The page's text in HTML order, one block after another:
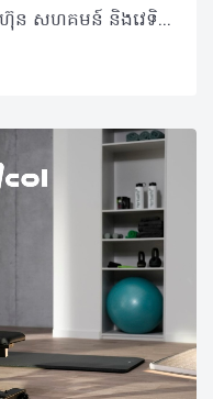
(ភ្នំពេញ)៖ Herbalife ដែលជាក្រុមហ៊ុន សហគមន៍ និងវេទិកាភ្ជាប់ទំនាក់ទំនង លំដាប់ថ្នាក់ពិភពលោក ផ្នែកសុខភាព និងសុខុមាលភាពបានចែករំលែកអំពី មូលហេតុដែលការថែទាំសុខភាពខ្លួនឯង គឺជាកាតព្វកិច្ចដែលអ្នកមិនគួរមើលរំលង។ ខណៈដែលយើងប្រារព្ធទិវានារីអន្តរជាតិឆ្នាំ ២០២៦ ប្រធានបទ #GiveToGain លើកទឹកចិត្តឱ្យមានការផ្លាស់ប្តូរវិជ្ជមានយូរអង្វែង មិនត្រឹមតែសម្រាប់អ្នកដទៃប៉ុណ្ណោះទេ ប៉ុន្តែគឺសម្រាប់ខ្លួនយើងផ្ទាល់ផងដែរ។ នៅក្នុងគ្រួសារជាច្រើននៅតំបន់អាស៊ីប៉ាស៊ីហ្វិក ស្ត្រីតែងតែរ៉ាប់រងតួនាទីជាច្រើនក្នុងពេលតែមួយ ជាអ្នកជំនាញនៅកន្លែងធ្វើការ ជាអ្នកសម្រេចចិត្តចំពោះកិច្ចការនានានៅផ្ទះ ហើយក៏ជាបង្គោលដ៏រឹងមាំផ្នែកស្មារតីសម្រាប់សមាជិកគ្រួសារទាំងមូលផងដែរ។ ការទទួលខុសត្រូវច្រើនទាំងនេះ តែងតែធ្វើឱ្យមានការទទួលទានអាហារមិនដិតដល់ ឬទាំងប្រញាប់ប្រញាល់ គេងមិនបានគ្រប់គ្រាន់ ភាពតានតឹងកើនឡើង ដែលនាំឱ្យសុខភាព និងសុខុមាលភាពធ្លាក់ចុះ ហើយជារឿយៗច្រើនតែត្រូវបានមើលរំលង។ ក្នុងនាមជាសមាជិកនៃក្រុមប្រឹក្សាយោបល់ផ្នែករបបអាហាររបស់ Herbalife ដែលធ្វើការជាមួយប្រទេសក្នុងតំបន់អាស៊ីប៉ាស៊ីហ្វិក មានការពិតមួយដែលខ្ញុំសង្កេតឃើញម្តងហើយម្តងទៀត៖ នៅពេលដែលស្ត្រីចាប់ផ្តើមវិនិយោគលើសុខភាពផ្ទាល់ខ្លួន គ្រួសារ កន្លែងធ្វើការ និងមនុស្សជំនាន់ក្រោយរបស់ពួកគេក៏ទទួលបានផលប្រយោជន៍ផងដែរ។ តាមរយៈការធ្វើការយ៉ាងជិតស្និទ្ធជាមួយស្ត្រីដែលត្រូវរ៉ាប់រងការទទួលខុសត្រូវច្រើន ប្រធានបទ #GiveToGain បានគូសបញ្ជាក់ពីការពិតដ៏សាមញ្ញមួយ៖ ការថែទាំសុខភាពខ្លួនឯង គឺជាមធ្យោបាយដ៏មានប្រសិទ្ធភាពបំផុតមួយ ដើម្បីរក្សាថាមពល និងភាពធន់ដែលចាំបាច់សម្រាប់ទ្រទ្រង់ទាំងការងារ និងគ្រួសារ។ ការផ្តល់ឱ្យរាងកាយ៖ តួនាទីនៃអាហារូបត្ថម្ភ និងជាតិទឹក ស្ត្រីនៅទូទាំងតំបន់ ក៏កំពុងប្រឈមមុខនឹងបញ្ហាអាហារូបត្ថម្ភដែលគួរឱ្យកត់សម្គាល់។ របាយការណ៍នានាបង្ហាញថា អត្រាលើសទម្ងន់ចំពោះមនុស្សពេញវ័យមានការកើនឡើងជាលំដាប់ ខណៈដែលបញ្ហាកុមារក្រិន និងជំងឺស្លេកស្លាំងនៅតែបន្តរីករាលដាលក្នុងចំណោមស្ត្រីក្នុងវ័យបន្តពូជ។ បន្ទុកទ្វេដងនេះប៉ះពាល់ដល់គ្រប់ទិដ្ឋភាពទាំងអស់ចាប់តាំងពីសុខភាពមាតា និងទារក រហូតដល់ថាមពលប្រចាំថ្ងៃ និងភាពរឹងមាំផ្នែកស្មារតី ដែលកាន់តែបញ្ជាក់ពីភាពចាំបាច់សម្រាប់ស្ត្រី ក្នុងការយកចិត្តទុកដាក់ពីសុខភាព និងសុខុមាលភាពរបស់ខ្លួនតាមរយៈការជ្រើសរើសដ៏ត្រឹមត្រូវ និងប្រកបដោយការយល់ដឹង។ អាហារូបត្ថម្ភគឺជាគ្រឹះនៃសុខភាព ដែលជួយទ្រទ្រង់ដល់កម្រិតថាមពល ស្ថិរភាពមេតាប៉ូលីស ប្រព័ន្ធភាពស៊ាំរឹងមាំ និងការឈានចូលវ័យជរាប្រកបដោយសុខភាពល្អពេញមួយជីវិតរបស់ស្ត្រី។ ការសិក្សានានាបានបង្ហាញថា កង្វះមីក្រូសារជាតិ ជាពិសេសជាតិដែក ហ្វូឡាត (folate) និងវីតាមីន B12 គឺជារឿងធម្មតាក្នុងចំណោមស្ត្រីក្នុងវ័យបន្តពូជនៅទូទាំងអាស៊ី បើទោះបីជាពួកគេទទួលបានបរិមាណកាឡូរីគ្រប់គ្រាន់ក៏ដោយ។ ការញ៉ាំទឹកឱ្យបានគ្រប់គ្រាន់ (ប្រហែល ២ លីត្រក្នុងមួយថ្ងៃ) ជួយឱ្យរាងកាយប្រើប្រាស់សារធាតុចិញ្ចឹមបានល្អ និងរក្សាមុខងារប្រចាំថ្ងៃ។ ដើម្បីរក្សាសុខភាពឱ្យបានល្អ ស្ត្រីគួរទម្លាប់យកទឹកតាមខ្លួន ជ្រើសរើសភេសជ្ជៈដែលមានជាតិស្ករទាប និងកម្រិតការញ៉ាំជាតិកាហ្វេអ៊ីនឱ្យបានសមស្រប ដើម្បីកុំឱ្យប៉ះពាល់ដល់តុល្យភាពជាតិទឹកក្នុងរាងកាយ។ ការផ្លាស់ប្តូរអ័រម៉ូន កំណត់តម្រូវការអាហារូបត្ថម្ភ ពេញមួយជីវិតរបស់ស្ត្រី តម្រូវការអាហារូបត្ថម្ភវិវឌ្ឍទៅតាមការផ្លាស់ប្តូរអ័រម៉ូន។ ឧទាហរណ៍៖ ក្នុងអំឡុងពេលមានរដូវ៖ ការបាត់បង់ជាតិដែកជាទៀងទាត់បានបង្កើនតម្រូវការអាហារដែលសម្បូរជាតិដែក ដូចជា សាច់គ្មានខ្លាញ់ សណ្តែកលីងទីល (lentils) សណ្តែកគ្រប់ប្រភេទ បន្លែស្លឹកបៃតង និងគ្រាប់ធញ្ញជាតិដែលបន្ថែមសារធាតុចិញ្ចឹម។ ការទទួលទានអាហារទាំងនេះ រួមជាមួយផ្លែឈើ និងបន្លែដែលសម្បូរវីតាមីន C នឹងជួយបង្កើនប្រសិទ្ធភាពនៃការបឺតស្រូបជាតិដែកចូលទៅក្នុងរាងកាយ។ ដំណាក់កាលអស់រដូវ៖ នាំមកនូវការប្រែប្រួលអ័រម៉ូន និងការផ្លាស់ប្តូរប្រព័ន្ធមេតាប៉ូលីស ដែលបង្កើនហានិភ័យនៃជំងឺសរសៃឈាមបេះដូង។ ដើម្បីទប់ស្កាត់បញ្ហានេះ ស្ត្រីគួរផ្ដោតលើការញ៉ាំបន្លែ ផ្លែឈើ និងអាហារសម្បូរអូមេហ្គា-៣ (ដូចជាត្រី និងគ្រាប់ធញ្ញជាតិ) ដើម្បីរក្សាកម្រិតកូឡេស្តេរ៉ុលឱ្យមានតុល្យភាព បន្ថែមពីនេះការញ៉ាំអាហារដែលមានជាតិសរសៃខ្ពស់ (ដូចជា សណ្តែក ផ្លែប៉ោមជាដើម) នឹងជួយគ្រប់គ្រងជាតិខ្លាញ់ក្នុងឈាម និងជួយឱ្យឆាប់ឆ្អែត ដែលមានប្រយោជន៍ខ្លាំងក្នុងការរក្សារាង និងទម្ងន់។ ចាប់ពីវ័យ ៤០ ឆ្នាំឡើងទៅ៖ ការថយចុះអរម៉ូនអ៊ឹស្ត្រូសែន (estrogen) អាចពន្លឿនការបាត់បង់កម្លាំងសាច់ដុំតាមអាយុ (sarcopenia)។ ការធ្វើសកម្មភាពរាងកាយឱ្យបានគ្រប់គ្រាន់ រួមទាំងការហាត់ប្រាណដែលផ្តោតលើការពង្រឹងកម្លាំង (resistance training) និងការទទួលទានប្រូតេអ៊ីនគ្រប់គ្រាន់ គឺចាំបាច់ណាស់សម្រាប់រក្សាសាច់ដុំ និងកម្លាំង។ ការប្រើប្រាស់អាហារបំប៉នអាចជួយបំពេញចន្លោះខ្វះខាតនៃរបបអាហារ ប៉ុន្តែគួរតែត្រូវបានរៀបចំឡើងឱ្យស្របតាមតម្រូវការបុគ្គល និងណែនាំដោយអ្នកជំនាញ ឬគ្រូបង្វឹកដែលមានការបណ្តុះបណ្តាលត្រឹមត្រូវ។ ទំនាក់ទំនងរវាងភាពតានតឹង ការគេង និងការគ្រប់គ្រងទម្ងន់ ការគេងលក់ស្កប់ស្កល់ ការហាត់ប្រាណ និងការគ្រប់គ្រងស្ត្រេស គឺជាកត្តាដែលមិនអាចខ្វះបានក្នុងការរក្សាទម្ងន់ និងសម្រស់ស្បែក។ ការអនុវត្តទម្លាប់ទាំងនេះឱ្យបានជាប់លាប់ នឹងជួយឱ្យអ័រម៉ូនមានតុល្យភាព ជម្រុញប្រព័ន្ធដុតរំលាយអាហារ និងជួយឱ្យរាងកាយមានសមត្ថភាពជួសជុលកោសិកាដែលខូចខាតឡើងវិញបានយ៉ាងល្អ។ ការហាត់ប្រាណកម្រិតមធ្យម ១៥០ នាទីក្នុងមួយសប្តាហ៍ រួមជាមួយលំហាត់ប្រាណដែលផ្តោតលើការពង្រឹងកម្លាំង ជួយពង្រឹងសរសៃឈាមបេះដូង សាច់ដុំ ឆ្អឹង និងគុណភាពនៃការគេង ដែលជាកត្តាចាំបាច់បំផុតសម្រាប់ស្ត្រីវ័យអស់រដូវ។ បន្ថែមពីនេះ ការគេងឱ្យទៀងពេល និងការកាត់បន្ថយការប្រើទូរស័ព្ទមុនចូលគេង គឺជាគ្រឹះដ៏សំខាន់ក្នុងការទ្រទ្រង់ប្រព័ន្ធដុតរំលាយអាហារ ជួយដល់ការគ្រប់គ្រងទម្ងន់ និងធានាបាននូវវ័យជរាដែលមានសុខភាពល្អ។ របបអាហារត្រឹមត្រូវ (ដូចជាអូមេហ្គា-៣ ញ៉ាំទឹកឱ្យគ្រប់គ្រាន់ និងទៀងពេល) ជួយកាត់បន្ថយស្ត្រេស ធ្វើឱ្យគេងលក់ស្រួល និងរក្សាតុល្យភាពអារម្មណ៍ឱ្យបានល្អ ទោះបីជាត្រូវប្រឈមនឹងសម្ពាធការងារប្រចាំថ្ងៃក៏ដោយ។ ការស្រាវជ្រាវក៏បានរកឃើញដែរថា ការគាំទ្រពីសង្គមជួយឱ្យស្ត្រីមានផ្លូវចិត្តល្អ និងដោះស្រាយបញ្ហាបានពូកែ។ កាលណាស្ត្រីមានសុខភាពល្អ វានឹងជម្រុញឱ្យគ្រួសារ សហគមន៍ និងសេដ្ឋកិច្ចទាំងមូល រីកចម្រើន និងរឹងមាំទៅតាមនោះដែរ។ សរុបសេចក្តីមកវិញ សុខុមាលភាពក្នុងរយៈពេលយូរអង្វែង កើតចេញពីការជ្រើសរើសថែទាំ និងចិញ្ចឹមបីបាច់រាងកាយឱ្យបានទៀងទាត់ជារៀងរាល់ថ្ងៃ ជាជាងការចាំទាល់តែមានរោគសញ្ញាឈឺទើបចាប់ផ្តើមការពារ។ អំពីក្រុមហ៊ុន Herbalife ក្រុមហ៊ុន Herbalife (NYSE: HLF) គឺជាក្រុមហ៊ុនសុខភាព និងសុខុមាលភាពឈានមុខគេ និងជាសហគមន៍ដែលកំពុងផ្លាស់ប្តូរជីវិតរបស់មនុស្សជាមួយនឹងផលិតផលអាហារូបត្ថម្ភដ៏អស្ចារ្យ និងជាឱកាសអាជីវកម្មសម្រាប់សមាជិកឯករាជ្យរបស់ខ្លួនចាប់តាំងពីឆ្នាំ 1980។ ក្រុមហ៊ុនផ្តល់ជូននូវផលិតផលដែលគាំទ្រដោយវិទ្យាសាស្រ្តដល់អ្នកប្រើប្រាស់នៅក្នុងទីផ្សារជាង 90។ តាមរយៈសមាជិកឯករាជ្យដែលផ្តល់ជូននូវការបណ្តុះបណ្តាលមួយទល់មួយ និងផ្តល់ការគាំទ្រសហគមន៍ដោយបំផុសគំនិតឱ្យអតិថិជនប្រកាន់ខ្ជាប់នូវរបៀបរស់នៅដែលមានភាពសកម្ម។